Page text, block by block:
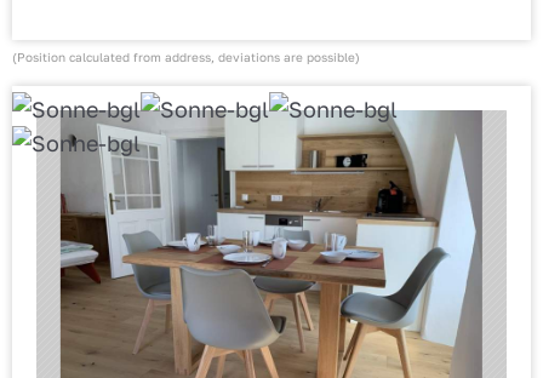
(Position calculated from address, deviations are possible)